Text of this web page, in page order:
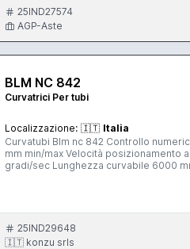
25IND27574
AGP-Aste
BLM NC 842
Curvatrici Per tubi
Localizzazione: 🇮🇹 Italia
Curvatubi Blm nc 842 Controllo numerico phenix 3 assi Diametro curvabile tubo tondo 42 mm x
mm min/max Velocità posizionamento asse X 900
gradi/sec Lunghezza curvabile 6000 mm completa di slittone idraulico Potenza motore 16 kw Pressione idraulica 120 bar
25IND29648
🇮🇹 konzu srls